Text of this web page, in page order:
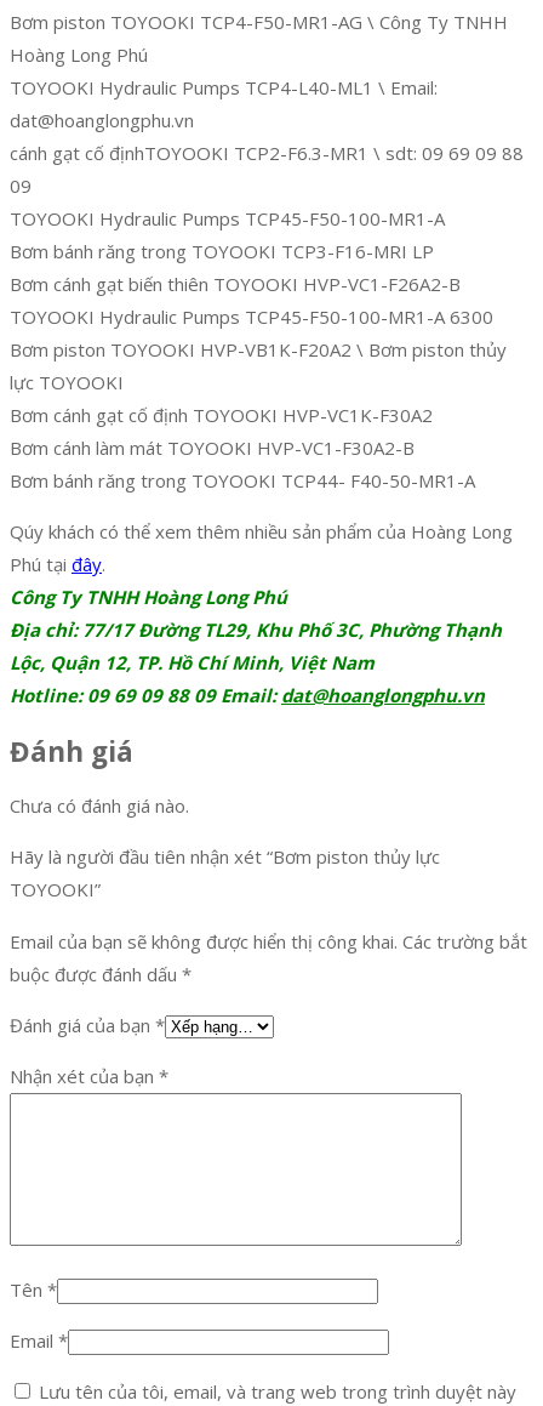
Bơm piston TOYOOKI TCP4-F50-MR1-AG \ Công Ty TNHH
Hoàng Long Phú
TOYOOKI Hydraulic Pumps TCP4-L40-ML1 \ Email:
dat@hoanglongphu.vn
cánh gạt cố địnhTOYOOKI TCP2-F6.3-MR1 \ sdt: 09 69 09 88
09
TOYOOKI Hydraulic Pumps TCP45-F50-100-MR1-A
Bơm bánh răng trong TOYOOKI TCP3-F16-MRI LP
Bơm cánh gạt biến thiên TOYOOKI HVP-VC1-F26A2-B
TOYOOKI Hydraulic Pumps TCP45-F50-100-MR1-A 6300
Bơm piston TOYOOKI HVP-VB1K-F20A2 \ Bơm piston thủy
lực TOYOOKI
Bơm cánh gạt cố định TOYOOKI HVP-VC1K-F30A2
Bơm cánh làm mát TOYOOKI HVP-VC1-F30A2-B
Bơm bánh răng trong TOYOOKI TCP44- F40-50-MR1-A
Qúy khách có thể xem thêm nhiều sản phẩm của Hoàng Long
Phú tại đây.
Công Ty TNHH Hoàng Long Phú
Địa chỉ: 77/17 Đường TL29, Khu Phố 3C, Phường Thạnh
Lộc, Quận 12, TP. Hồ Chí Minh, Việt Nam
Hotline: 09 69 09 88 09 Email:dat@hoanglongphu.vn
Đánh giá
Chưa có đánh giá nào.
Hãy là người đầu tiên nhận xét “Bơm piston thủy lực
TOYOOKI”
Email của bạn sẽ không được hiển thị công khai. Các trường bắt
buộc được đánh dấu *
Đánh giá của bạn *
Nhận xét của bạn *
Tên *
Email *
Lưu tên của tôi, email, và trang web trong trình duyệt này